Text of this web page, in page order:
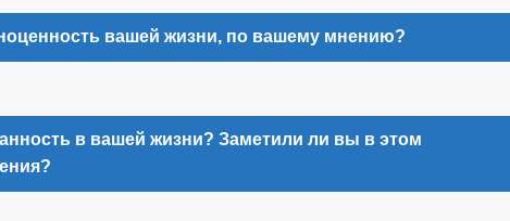
вашей жизни, по вашему мнению?
в вашей жизни? Заметили ли вы в этом